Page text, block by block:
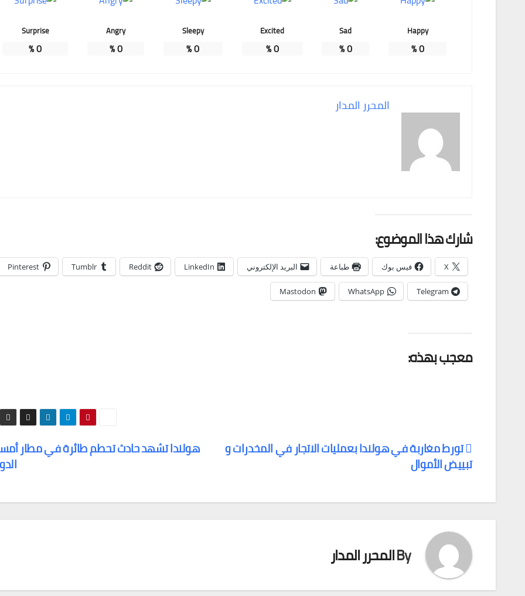
Happy
0
%
Sad
0
%
Excited
0
%
Sleepy
0
%
Angry
0
%
Surprise
0
%
المحرر المدار
شارك هذا الموضوع:
X فيس بوك طباعة البريد الإلكتروني LinkedIn
Reddit
Tumblr
Pinterest
Telegram
WhatsApp
Mastodon
معجب بهذه:
تصفّح
المقالات
هولندا تشهد حادث تحطم طائرة في مطار تورط مغاربة في هولندا بعمليات الاتجار في المخدرات و
تبييض الأموال
Byالمحرر المدار